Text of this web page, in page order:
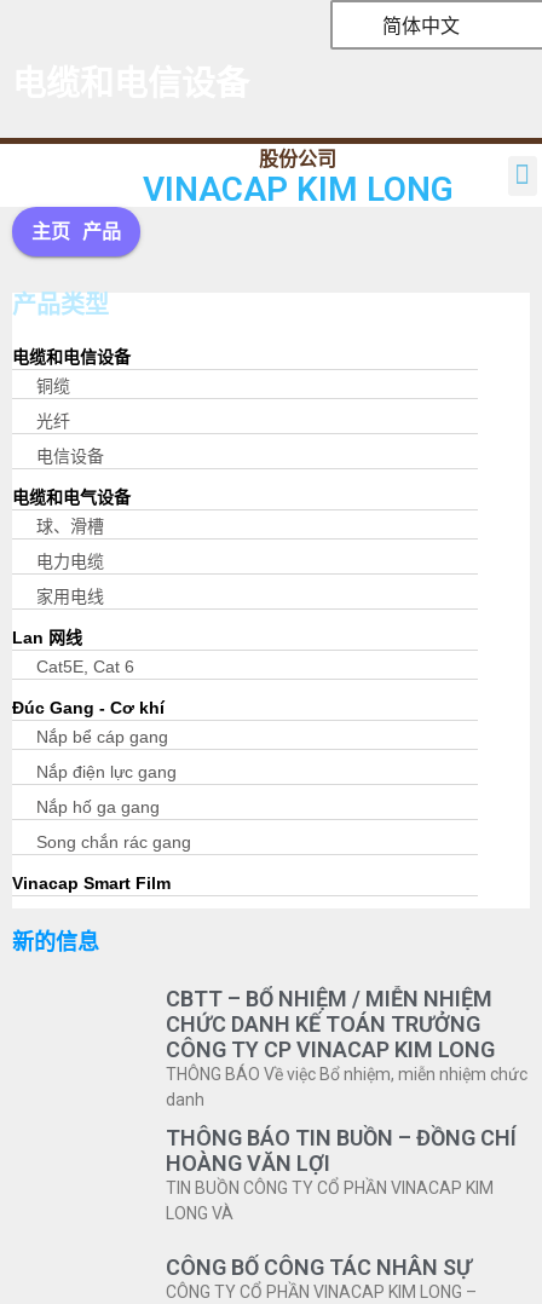
简体中文
VINACAP KIM LONG
主页 产品
产品类型
电缆和电信设备
铜缆
光纤
电信设备
电缆和电气设备
球、滑槽
电力电缆
家用电线
Lan 网线
Cat5E, Cat 6
Đúc Gang - Cơ khí
Nắp bể cáp gang
Nắp điện lực gang
Nắp hố ga gang
Song chắn rác gang
Vinacap Smart Film
新的信息
CBTT – BỔ NHIỆM / MIỄN NHIỆM
CHỨC DANH KẾ TOÁN TRƯỞNG
CÔNG TY CP VINACAP KIM LONG
THÔNG BÁO Về việc Bổ nhiệm, miễn nhiệm chức
danh
THÔNG BÁO TIN BUỒN – ĐỒNG CHÍ
HOÀNG VĂN LỢI
TIN BUỒN CÔNG TY CỔ PHẦN VINACAP KIM
LONG VÀ
CÔNG BỐ CÔNG TÁC NHÂN SỰ
CÔNG TY CỔ PHẦN VINACAP KIM LONG –